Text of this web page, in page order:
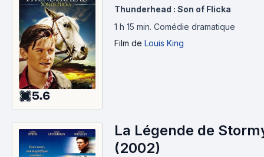
5.6
Thunderhead : Son of Flicka
1 h 15 min. Comédie dramatique
Film de Louis King
La Légende de
(2002)